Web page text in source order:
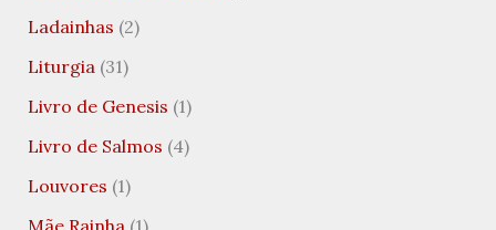
Ladainhas (2)
Liturgia(31)
Livro de Genesis (1)
Livro de Salmos (4)
Louvores (1)